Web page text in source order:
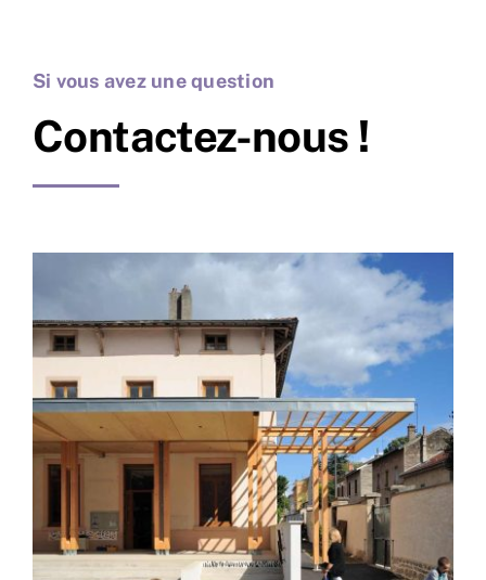
Si vous avez une question
Contactez-nous !